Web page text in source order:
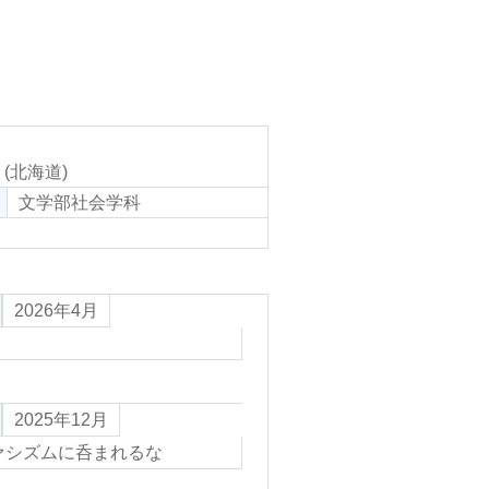
(北海道)
文学部社会学科
2026年4月
2025年12月
シズムに呑まれるな